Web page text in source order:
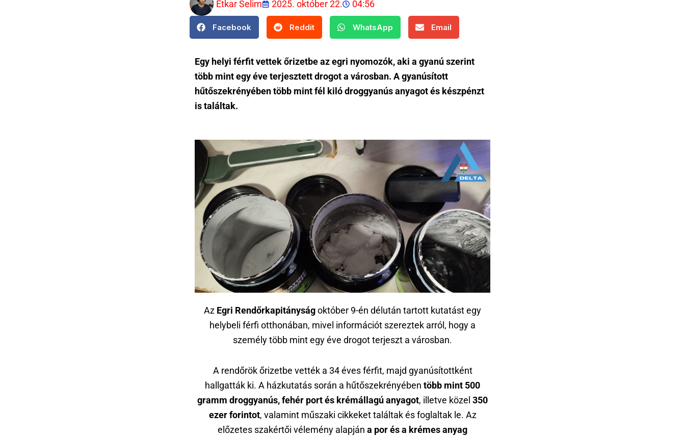
Etkar Selim 2025. október 22. 04:56
Facebook Reddit WhatsApp Email
Egy helyi férfit vettek őrizetbe az egri nyomozók, aki a gyanú szerint
több mint egy éve terjesztett drogot a városban. A gyanúsított
hűtőszekrényében több mint fél kiló droggyanús anyagot és készpénzt
is találtak.
Az Egri Rendőrkapitányságoktóber 9-én délután tartott kutatást egy
helybeli férfi otthonában, mivel információt szereztek arról, hogy a
személy több mint egy éve drogot terjeszt a városban.
A rendőrök őrizetbe vették a 34 éves férfit, majd gyanúsítottként
hallgatták ki. A házkutatás során a hűtőszekrényében több mint 500
gramm droggyanús, fehér port és krémállagú anyagot, illetve közel 350
ezer forintot, valamint műszaki cikkeket találtak és foglaltak le. Az
előzetes szakértői vélemény alapján a por és a krémes anyag